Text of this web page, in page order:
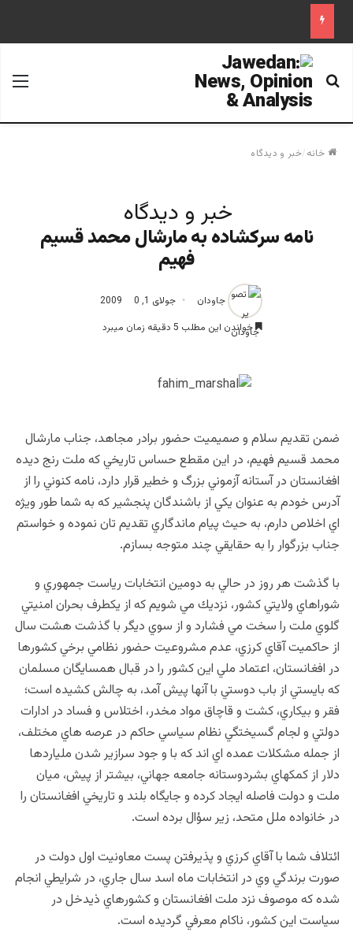
جستجو برای
خانه/خبر و دیدگاه
خبر و دیدگاه
نامه سركشاده به مارشال محمد قسيم
فهيم
جاودان جولای 1, 2009
0
خواندن این مطلب 5 دقیقه زمان میبرد
ضمن تقديم سلام و صميميت حضور برادر مجاهد، جناب مارشال
محمد قسيم فهيم، در اين مقطع حساس تاريخي كه ملت رنج ديده
افغانستان در آستانه آزموني بزرگ و خطير قرار دارد، نامه كنوني را از
آدرس خودم به عنوان يكي از باشندگان پنجشير كه به شما طور ويژه
اي اخلاص دارم، به حيث پيام ماندگاري تقديم تان نموده و خواستم
جناب بزرگوار را به حقايقي چند متوجه بسازم.
با گذشت هر روز در حالي به دومين انتخابات رياست جمهوري و
شوراهاي ولايتي كشور، نزديك مي شويم كه از يكطرف بحران امنيتي
گلوي ملت را سخت مي فشارد و از سوي ديگر با گذشت هشت سال
از حاكميت آقاي كرزي، عدم مشروعيت حضور نظامي برخي كشورها
در افغانستان، اعتماد ملي اين كشور را در قبال همسايگان مسلمان
كه بايستي از باب دوستي با آنها پيش آمد، به چالش كشيده است؛
فقر و بيكاري، كشت و قاچاق مواد مخدر، اختلاس و فساد در ادارات
دولتي و لجام گسيختگي نظام سياسي حاكم در عرصه هاي مختلف،
از جمله مشكلات عمده اي اند كه با و جود سرازير شدن ملياردها
دلار از كمكهاي بشردوستانه جامعه جهاني، بيشتر از پيش، ميان
ملت و دولت فاصله ايجاد كرده و جايگاه بلند و تاريخي افغانستان را
در خانواده ملل متحد، زير سؤال برده است.
ائتلاف شما با آقاي كرزي و پذيرفتن پست معاونيت اول دولت در
صورت برندگي وي در انتخابات ماه اسد سال جاري، در شرايطي انجام
شده كه موصوف نزد ملت افغانستان و كشورهاي ذيدخل در
سياست اين كشور، ناكام معرفي گرديده است.